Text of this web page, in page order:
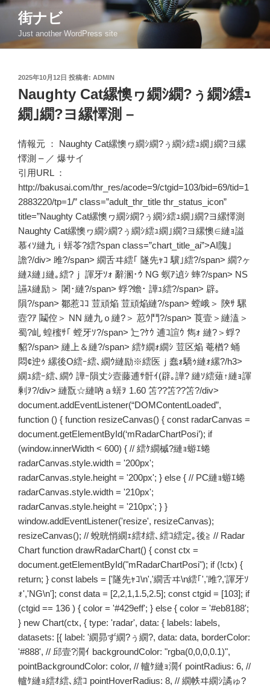
コ
ン
街ナビ
Just another WordPress site
投
稿
日:
2025年10月12日 投稿者: ADMIN
Naughty Cat縲懊ヮ繝ｼ繝?ぅ繝ｼ繧ｭ
繝｣繝?ヨ縲懌測 –
情報元 ： Naughty Cat縲懊ヮ繝ｼ繝?ぅ繝ｼ繧ｭ繝｣繝?ヨ縲
懌測 – ／ 爆サイ
引用URL ：
http://bakusai.com/thr_res/acode=9/ctgid=103/bid=69/tid=1
2883220/tp=1/” class=”adult_thr_title thr_status_icon”
title=”Naughty Cat縲懊ヮ繝ｼ繝?ぅ繝ｼ繧ｭ繝｣繝?ヨ縲懌測
Naughty Cat縲懊ヮ繝ｼ繝?ぅ繝ｼ繧ｭ繝｣繝?ヨ縲懊∈縺ｮ謚
慕ｨｿ縺九ｉ蠎苓?繧?span class=”chart_title_ai”>AI隗｣
譫?/div> 雎?/span> 繝舌ヰ繧｢ 隧先ｬｺ 驥｣繧?/span> 繝?ヶ
縺ｽ縺｣縺｡繧?ｊ 諢牙ｿｫ 辭溷･ｳ NG 螟ｱ遉ｼ 蟀?/span> NS
讌ｽ縺励＞ 闍･縺?/span> 蜉?蟾･ 譁ｭ繧?/span> 辟｡
隕?/span> 鄒惹ｺｺ 荳頑焔 荳頑焔縺?/span> 螳峨＞ 陝ｻ 騾
壼?ｱ 鬮倥＞ NN 縺九ｏ縺?＞ 荵ｳ鬥?/span> 莨壹＞縺溘＞
蜀?乢 蝗櫁ｻ｢ 螳牙ｿ?/span> 辷?ｹｳ 逋ｺ諠ｳ 雋ｫ 縺?＞蜉?
貂?/span> 縺上＆縺?/span> 繧ｹ繝ｫ繝ｼ 荳区焔 菴楢? 蛹
悶¢迚ｩ 縲後Ο繧ｰ繧､繝ｳ縺励※繧医ｊ蠢ｫ驕ｩ縺ｫ縲?/h3>
繝ｭ繧ｰ繧､繝ｳ 譁ｰ隕丈ｼ壼藤逋ｻ骭ｲ(辟｡譁? 縺ｿ繧薙↑縺ｮ諢
剰ｦ?/div> 縺翫☆縺吶ａ蠎ｦ 1.60 笘??笘??笘?/div>
document.addEventListener(“DOMContentLoaded”,
function () { function resizeCanvas() { const radarCanvas =
document.getElementById(‘mRadarChartPosi’); if
(window.innerWidth < 600) { // 繧ｹ繝槭?縺ｮ蝣ｴ蜷
radarCanvas.style.width = '200px';
radarCanvas.style.height = '200px'; } else { // PC縺ｮ蝣ｴ蜷
radarCanvas.style.width = '210px';
radarCanvas.style.height = '210px'; } }
window.addEventListener('resize', resizeCanvas);
resizeCanvas(); // 蛻晄悄繝ｪ繧ｵ繧､繧ｺ繧定｡後≧ // Radar
Chart function drawRadarChart() { const ctx =
document.getElementById("mRadarChartPosi"); if (!ctx) {
return; } const labels = ['隧先ｬｺ\n','繝舌ヰ\n繧｢','雎?,'諢牙ｿ
ｫ','NG\n']; const data = [2,2,1,1.5,2.5]; const ctgid = [103]; if
(ctgid == 136 ) { color = '#429eff'; } else { color = '#eb8188';
} new Chart(ctx, { type: 'radar', data: { labels: labels,
datasets: [{ label: '繝昴ず繝?ぅ繝?, data: data, borderColor:
'#888', // 邱壹?濶ｲ backgroundColor: "rgba(0,0,0,0.1)",
pointBackgroundColor: color, // 轤ｹ縺ｮ濶ｲ pointRadius: 6, //
轤ｹ縺ｮ繧ｵ繧､繧ｺ pointHoverRadius: 8, // 繝帙ヰ繝ｼ譎ゅ?